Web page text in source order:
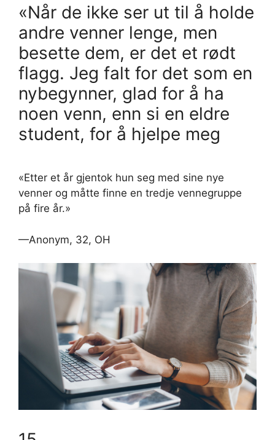
«Når de ikke ser ut til å holde
andre venner lenge, men
besette dem, er det et rødt
flagg. Jeg falt for det som en
nybegynner, glad for å ha
noen venn, enn si en eldre
student, for å hjelpe meg
«Etter et år gjentok hun seg med sine nye
venner og måtte finne en tredje vennegruppe
på fire år.»
—Anonym, 32, OH